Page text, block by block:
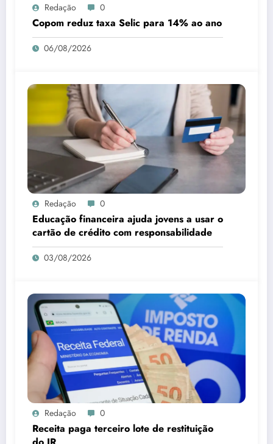
Redação 0
Copom reduz taxa Selic para 14% ao ano
06/08/2026
Redação 0
Educação financeira ajuda jovens a usar o
cartão de crédito com responsabilidade
03/08/2026
Redação 0
Receita paga terceiro lote de restituição